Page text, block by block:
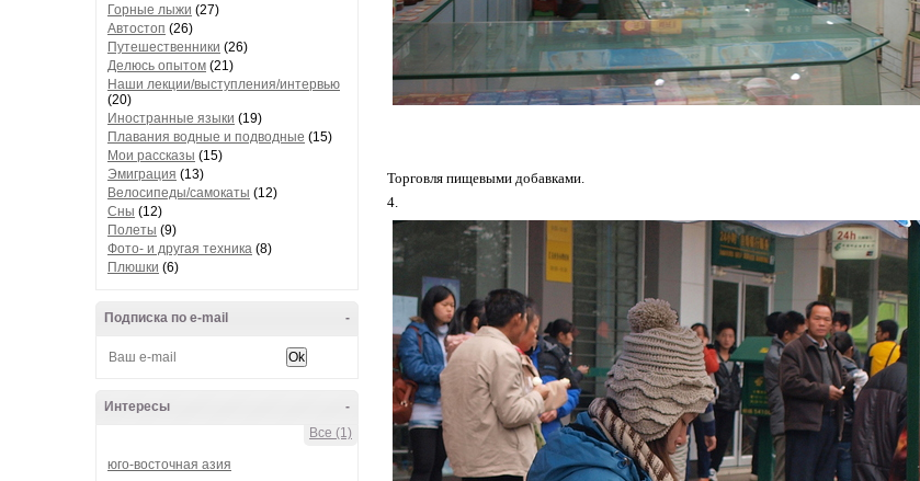
Горные лыжи (27)
Автостоп (26)
Путешественники (26)
Делюсь опытом (21)
Наши лекции/выступления/интервью
(20)
Иностранные языки (19)
Плавания водные и подводные (15)
Мои рассказы (15)
Эмиграция (13)
Велосипеды/самокаты (12)
Сны (12)
Полеты (9)
Фото- и другая техника (8)
Плюшки (6)
-
Подписка по e-mail
-
Интересы
Все (1)
юго-восточная азия
Торговля пищевыми добавками.
4.